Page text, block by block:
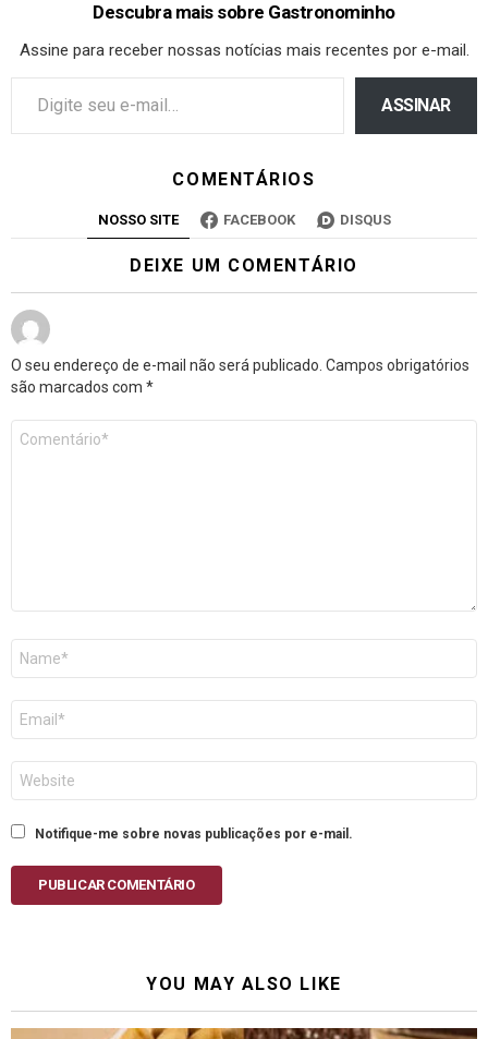
Descubra mais sobre Gastronominho
Assine para receber nossas notícias mais recentes por e-mail.
ASSINAR
COMENTÁRIOS
NOSSO SITE FACEBOOK DISQUS
DEIXE UM COMENTÁRIO
O seu endereço de e-mail não será publicado. Campos obrigatórios
são marcados com *
mail
Notifique-me sobre novas publicações por e-mail.
PUBLICAR COMENTÁRIO
YOU MAY ALSO LIKE